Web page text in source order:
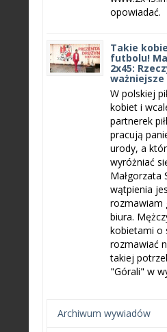
opowiadać.
Takie
futbolu!
2x45:
W polskiej
kobiet i
partnerek
pracują
urody, a
wyróżniać
Małgorzata
wątpienia
rozmawiam
biura.
kobietami o
rozmawiać
takiej
"Górali" w
Archiwum wywiadów